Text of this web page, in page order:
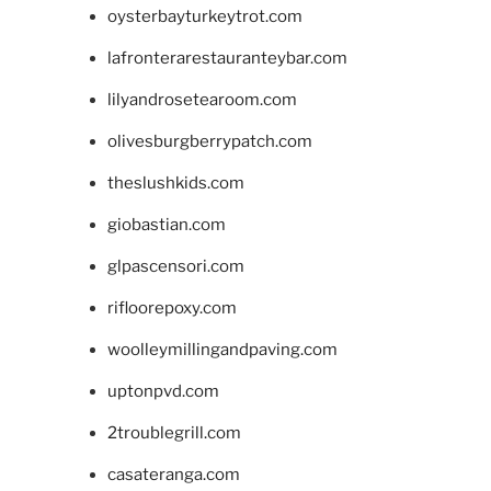
oysterbayturkeytrot.com
lafronterarestauranteybar.com
lilyandrosetearoom.com
olivesburgberrypatch.com
theslushkids.com
giobastian.com
glpascensori.com
rifloorepoxy.com
woolleymillingandpaving.com
uptonpvd.com
2troublegrill.com
casateranga.com